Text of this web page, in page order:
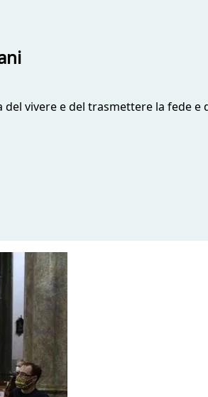
vivere e del trasmettere la fede